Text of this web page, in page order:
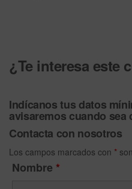
¿Te interesa este
Indícanos tus datos
avisaremos cuando sea
Contacta con nosotros
Los campos marcados con *
Nombre *